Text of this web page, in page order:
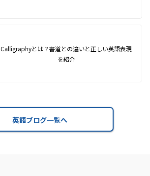
Calligraphyとは？書道との違いと正しい英語表現
を紹介
英語ブログ一覧へ